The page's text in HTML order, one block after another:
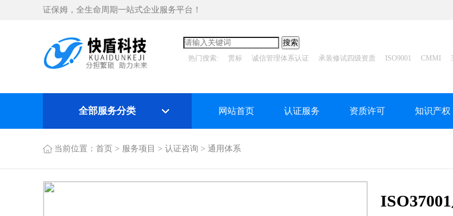
证保姆，全生命周期一站式企业服务平台！
热门搜索: 贯标 诚信管理体系认证 承装修试四级资质 ISO9001 CMMI
全部服务分类 网站首页 认证服务 资质许可 知识产权
当前位置： 首页 > 服务项目 > 认证咨询 > 通用体系